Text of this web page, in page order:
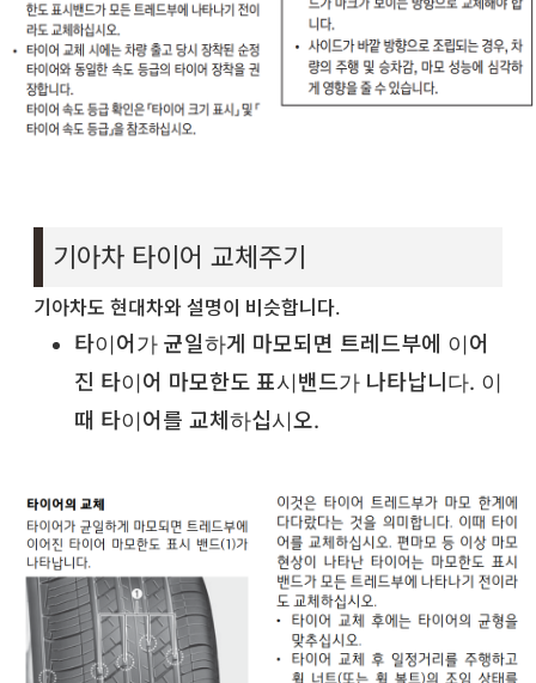
기아차 타이어 교체주기
기아차도 현대차와 설명이 비슷합니다.
타이어가 균일하게 마모되면 트레드부에 이어
진 타이어 마모한도 표시밴드가 나타납니다. 이
때 타이어를 교체하십시오.